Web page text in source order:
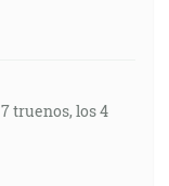
truenos, los 4